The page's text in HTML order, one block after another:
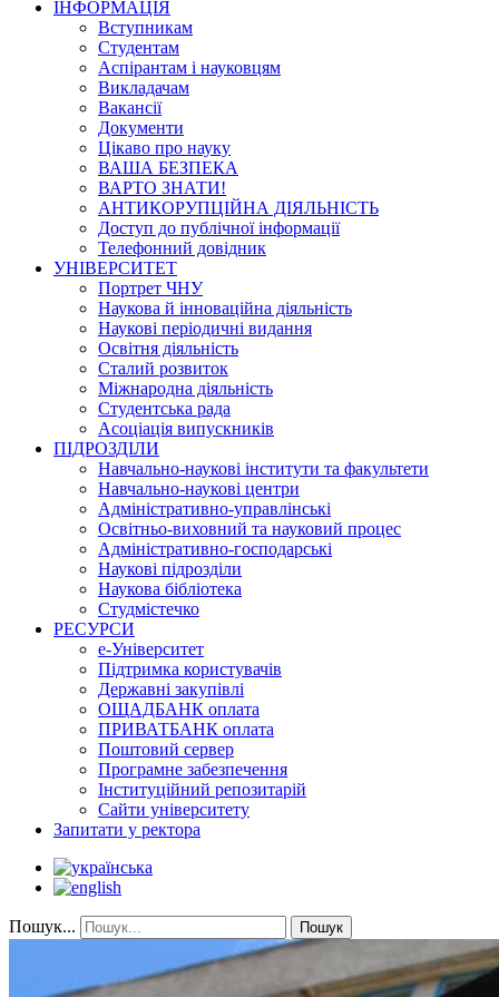
ІНФОРМАЦІЯ
Вступникам
Студентам
Аспірантам і науковцям
Викладачам
Вакансії
Документи
Цікаво про науку
ВАША БЕЗПЕКА
ВАРТО ЗНАТИ!
АНТИКОРУПЦІЙНА ДІЯЛЬНІСТЬ
Доступ до публічної інформації
Телефонний довідник
УНІВЕРСИТЕТ
Портрет ЧНУ
Наукова й інноваційна діяльність
Наукові періодичні видання
Освітня діяльність
Сталий розвиток
Міжнародна діяльність
Студентська рада
Асоціація випускників
ПІДРОЗДІЛИ
Навчально-наукові інститути та факультети
Навчально-наукові центри
Адміністративно-управлінські
Освітньо-виховний та науковий процес
Адміністративно-господарські
Наукові підрозділи
Наукова бібліотека
Студмістечко
РЕСУРСИ
е-Університет
Підтримка користувачів
Державні закупівлі
ОЩАДБАНК оплата
ПРИВАТБАНК оплата
Поштовий сервер
Програмне забезпечення
Інституційний репозитарій
Сайти університету
Запитати у ректора
Пошук... Пошук